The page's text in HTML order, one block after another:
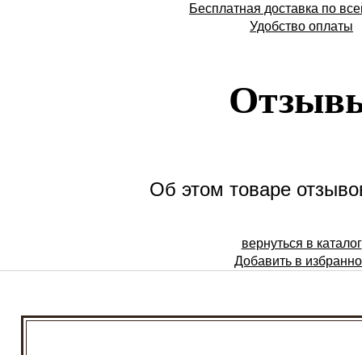
Бесплатная доставка по
Удобство оплаты
Об этом товаре
вернуться в каталог
Добавить в